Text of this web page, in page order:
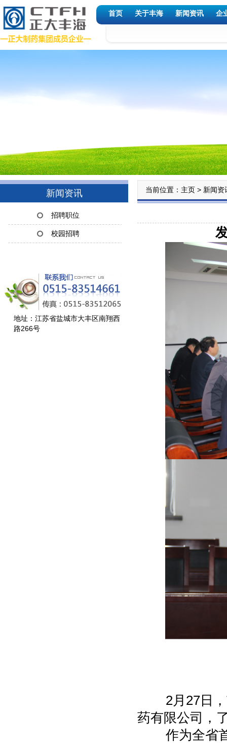
首页 关于丰海 新闻资讯 企
新闻资讯
招聘职位
校园招聘
地址：江苏省盐城市大丰区南翔西
路266号
当前位置： 主页 > 新闻资
2月27日，
药有限公司，
作为全省首